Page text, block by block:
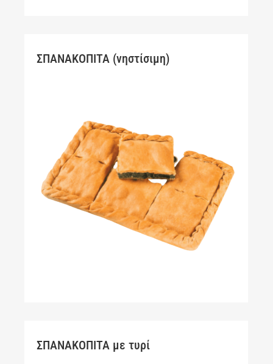
ΣΠΑΝΑΚΟΠΙΤΑ (νηστίσιμη)
ΣΠΑΝΑΚΟΠΙΤΑ με τυρί